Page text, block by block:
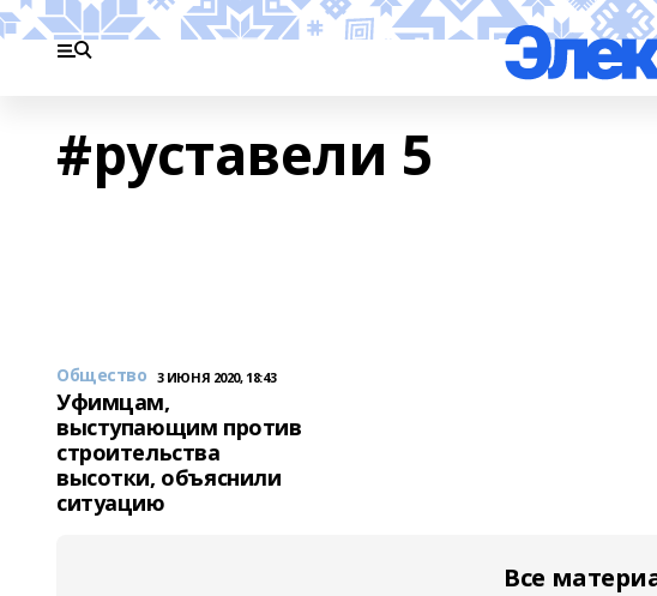
#руставели 5
Общество 3 ИЮНЯ 2020, 18:43
Уфимцам,
выступающим против
строительства
высотки, объяснили
ситуацию
Все